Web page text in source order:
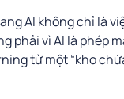
AI không chỉ là
phải vì AI là phép
từ một “kho